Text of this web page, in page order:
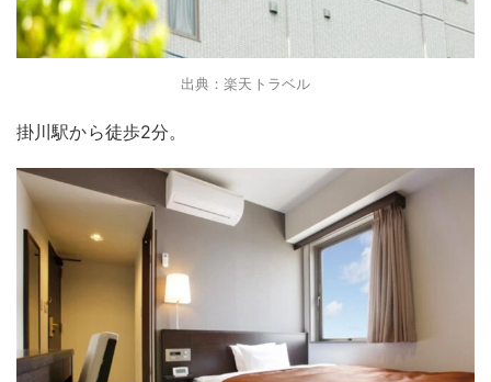
出典：楽天トラベル
掛川駅から徒歩2分。